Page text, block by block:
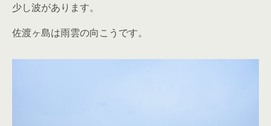
少し波があります。
佐渡ヶ島は雨雲の向こうです。